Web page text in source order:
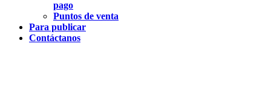
pago
Puntos de venta
Para publicar
Contáctanos